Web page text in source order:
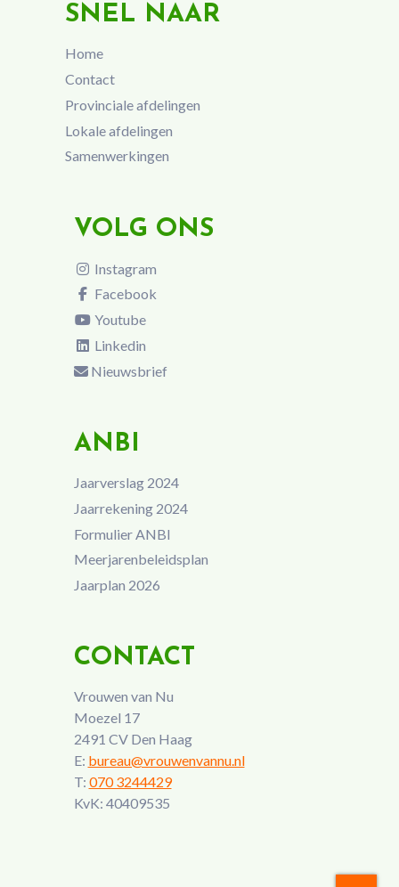
SNEL NAAR
Home
Contact
Provinciale afdelingen
Lokale afdelingen
Samenwerkingen
VOLG ONS
Instagram
Facebook
Youtube
Linkedin
Nieuwsbrief
ANBI
Jaarverslag 2024
Jaarrekening 2024
Formulier ANBI
Meerjarenbeleidsplan
Jaarplan 2026
CONTACT
Vrouwen van Nu
Moezel 17
2491 CV Den Haag
E: bureau@vrouwenvannu.nl
T: 070 3244429
KvK: 40409535